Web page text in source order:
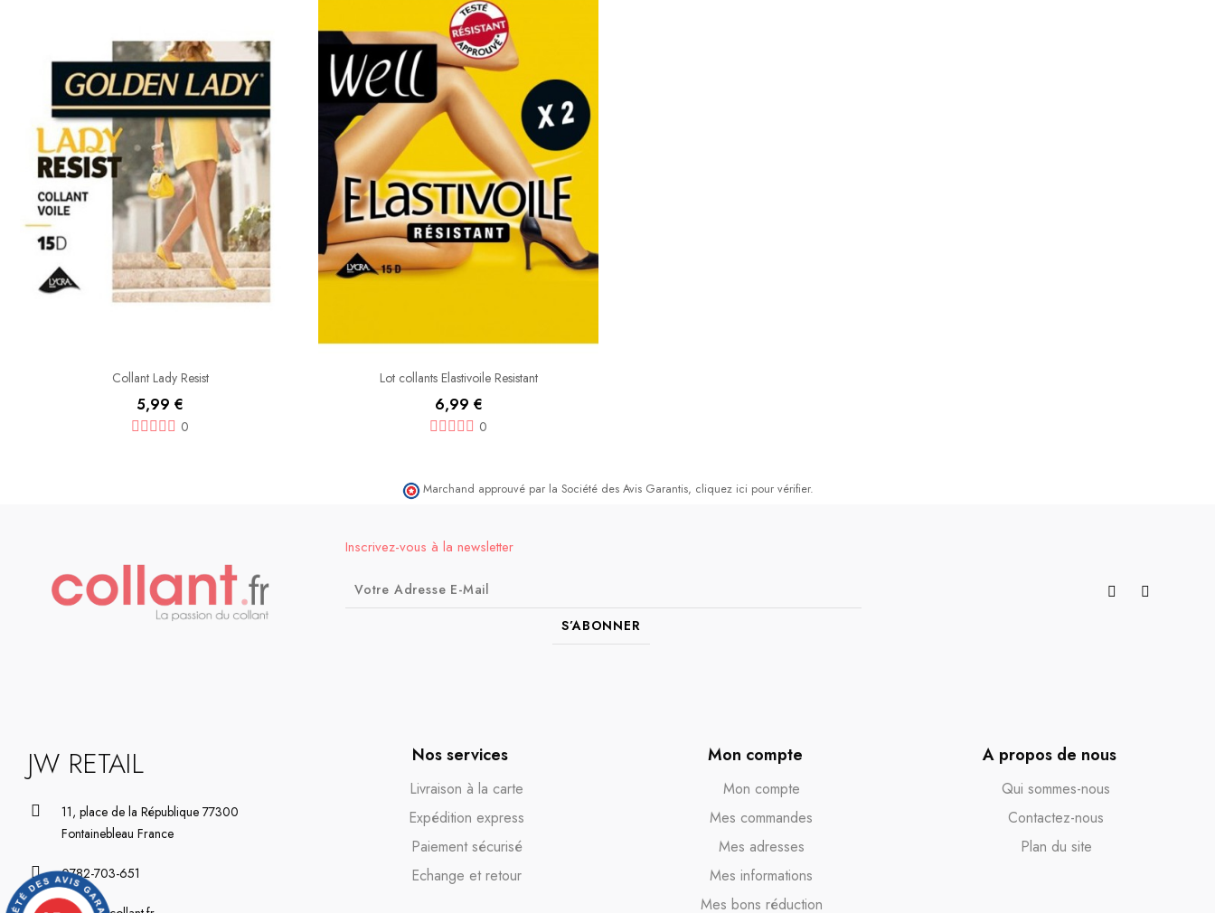
Collant Lady Resist
5,99 €
0
Lot collants Elastivoile Resistant
6,99 €
0
Marchand approuvé par la Société des Avis Garantis, cliquez ici pour vérifier.
Inscrivez-vous à la newsletter
S’ABONNER
JW RETAIL
11, place de la République 77300
Fontainebleau France
0782-703-651
Nos services
Livraison à la carte
Expédition express
Paiement sécurisé
Echange et retour
Mon compte
Mon compte
Mes commandes
Mes adresses
Mes informations
Mes bons réduction
A propos de nous
Qui sommes-nous
Contactez-nous
Plan du site